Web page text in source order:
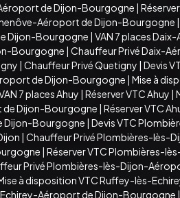
de Dijon-Bourgogne |
Aéroport de Dijon-Bourgogne |
Dijon-Bourgogne | VAN 7 places
Bourgogne | Chauffeur Privé Daix-
| Chauffeur Privé Quetigny | Devis
de Dijon-Bourgogne | Mise à
7 places Ahuy | Réserver VTC Ahuy |
de Dijon-Bourgogne | Réserver VTC
Dijon-Bourgogne | Devis VTC
| Chauffeur Privé Plombières-lès-
| Réserver VTC Plombières-
Privé Plombières-lès-Dijon-
à disposition VTC Ruffey-lès-
Aéroport de Dijon-Bourgogne |